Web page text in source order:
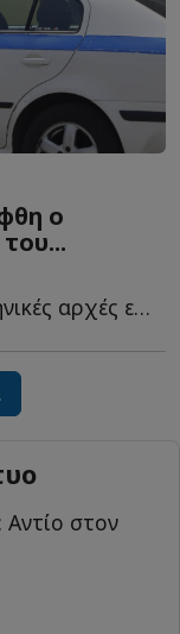
ο
Οι πληροφορίες λένε πως οι ελληνικές αρχές ετοιμάζουν ή...